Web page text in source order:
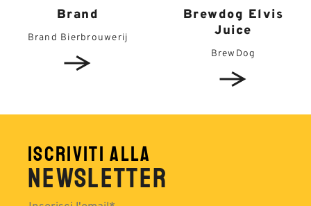
Brand
Brand Bierbrouwerij
Brewdog Elvis
Juice
BrewDog
ISCRIVITI ALLA
NEWSLETTER